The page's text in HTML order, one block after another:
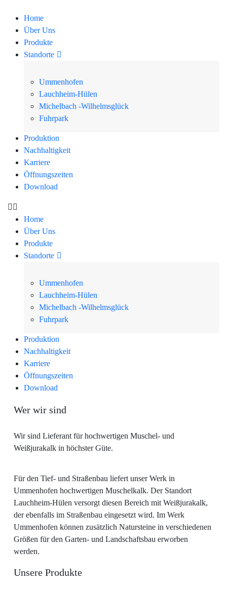
Home
Über Uns
Produkte
Standorte
Ummenhofen
Lauchheim-Hülen
Michelbach -Wilhelmsglück
Fuhrpark
Produktion
Nachhaltigkeit
Karriere
Öffnungszeiten
Download
Home
Über Uns
Produkte
Standorte
Ummenhofen
Lauchheim-Hülen
Michelbach -Wilhelmsglück
Fuhrpark
Produktion
Nachhaltigkeit
Karriere
Öffnungszeiten
Download
Wer wir sind
Wir sind Lieferant für hochwertigen Muschel- und
Weißjurakalk in höchster Güte.
Für den Tief- und Straßenbau liefert unser Werk in
Ummenhofen hochwertigen Muschelkalk. Der Standort
Lauchheim-Hülen versorgt diesen Bereich mit Weißjurakalk,
der ebenfalls im Straßenbau eingesetzt wird. Im Werk
Ummenhofen können zusätzlich Natursteine in verschiedenen
Größen für den Garten- und Landschaftsbau erworben
werden.
Unsere Produkte